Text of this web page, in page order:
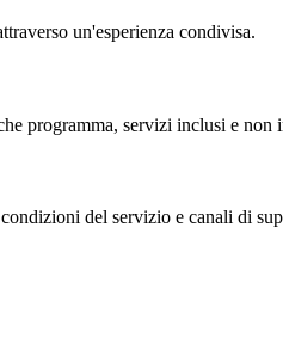
un'esperienza condivisa.
programma, servizi inclusi e
del servizio e canali di